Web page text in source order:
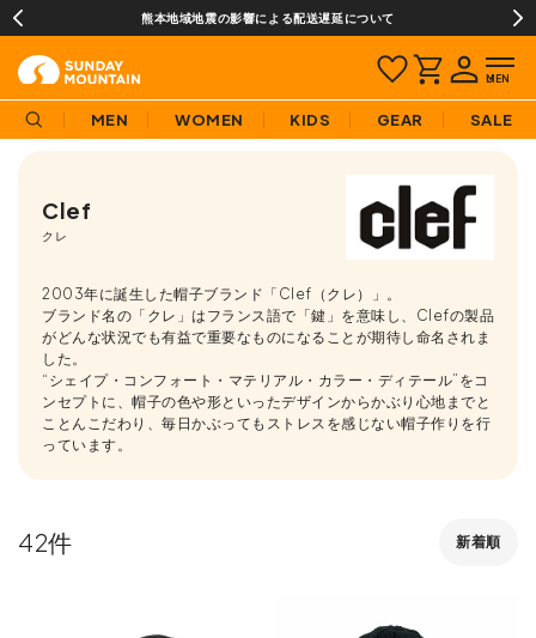
¥3,980(税込)以上のご購入で送料無料!
MEN WOMEN KIDS GEAR SALE
Clef
クレ
2003年に誕生した帽子ブランド「Clef（クレ）」。
ブランド名の「クレ」はフランス語で「鍵」を意味し、Clefの製品
がどんな状況でも有益で重要なものになることが期待し命名されま
した。
“シェイプ・コンフォート・マテリアル・カラー・ディテール”をコ
ンセプトに、帽子の色や形といったデザインからかぶり心地までと
ことんこだわり、毎日かぶってもストレスを感じない帽子作りを行
っています。
新着順
42